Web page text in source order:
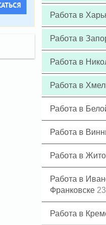
Работа в
Работа в
Работа в
Работа в
Работа в
Работа в
Работа в
Работа в
Франковске
Работа в